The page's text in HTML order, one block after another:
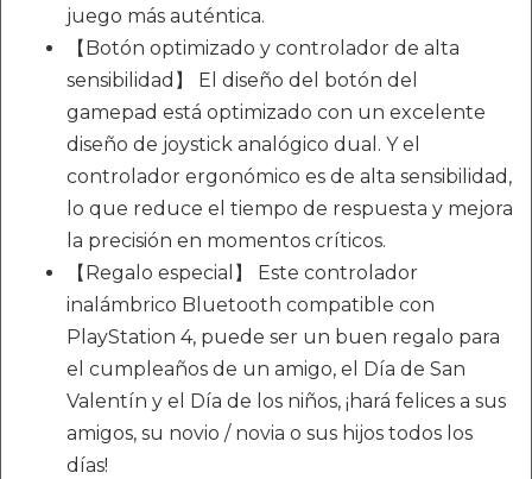
juego más auténtica.
【Botón optimizado y controlador de alta
sensibilidad】 El diseño del botón del
gamepad está optimizado con un excelente
diseño de joystick analógico dual. Y el
controlador ergonómico es de alta sensibilidad,
lo que reduce el tiempo de respuesta y mejora
la precisión en momentos críticos.
【Regalo especial】 Este controlador
inalámbrico Bluetooth compatible con
PlayStation 4, puede ser un buen regalo para
el cumpleaños de un amigo, el Día de San
Valentín y el Día de los niños, ¡hará felices a sus
amigos, su novio / novia o sus hijos todos los
días!